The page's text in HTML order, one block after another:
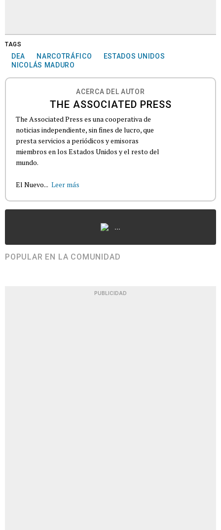
TAGS
DEA NARCOTRÁFICO
ESTADOS UNIDOS
NICOLÁS MADURO
ACERCA DEL AUTOR
THE ASSOCIATED PRESS
The Associated Press es una cooperativa de
noticias independiente, sin fines de lucro, que
presta servicios a periódicos y emisoras
miembros en los Estados Unidos y el resto del
mundo.
El Nuevo... Leer más
...
POPULAR EN LA COMUNIDAD
PUBLICIDAD